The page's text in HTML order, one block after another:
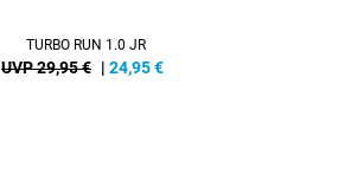
TURBO RUN 1.0 JR
UVP 29,95 € | 24,95€